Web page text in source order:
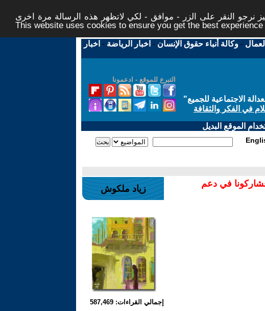
نرجو النقر على الزر - موافق - لكي لاتظهر هذه الرسالة مرة اخرى -
This website uses cookies to ensure you get the best
-وكالة أنباء حقوق الإنسان - اخبار الرياضة - اخبار
التبرع للموقع - ادعمونا
الاجتماعية للجميع"
في الفكر والثقافة
الموقع البديل
فشاركونا في دعم
زياد ملكوش
إجمالي القراءات: 587,469